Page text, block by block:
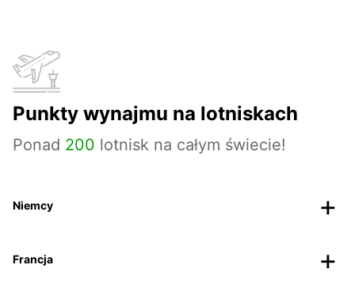
Punkty wynajmu na lotniskach
Ponad 200 lotnisk na całym świecie!
Niemcy
Francja